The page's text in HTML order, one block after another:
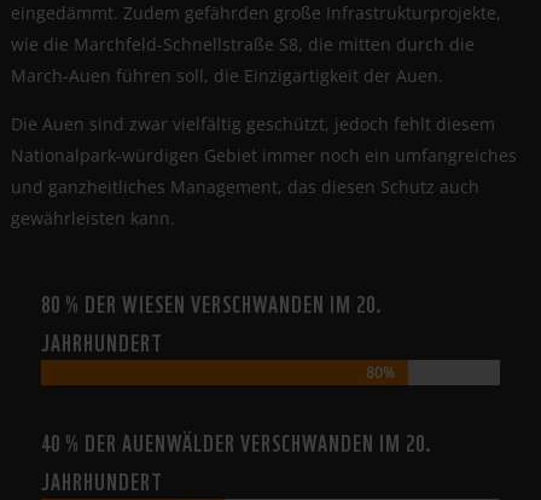
eingedämmt. Zudem gefährden große Infrastrukturprojekte,
wie die Marchfeld-Schnellstraße S8, die mitten durch die
March-Auen führen soll, die Einzigartigkeit der Auen.
Die Auen sind zwar vielfältig geschützt, jedoch fehlt diesem
Nationalpark-würdigen Gebiet immer noch ein umfangreiches
und ganzheitliches Management, das diesen Schutz auch
gewährleisten kann.
80 % DER WIESEN VERSCHWANDEN IM 20.
JAHRHUNDERT
80%
80%
40 % DER AUENWÄLDER VERSCHWANDEN IM 20.
JAHRHUNDERT